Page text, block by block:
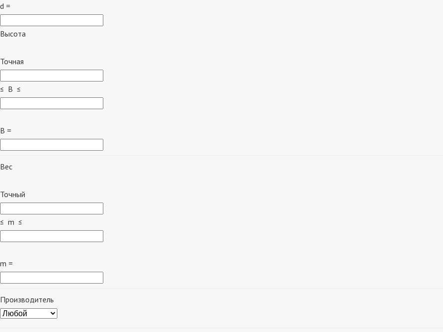
d =
Высота
Точная
≤ B ≤
B =
Вес
Точный
≤ m ≤
m =
Производитель